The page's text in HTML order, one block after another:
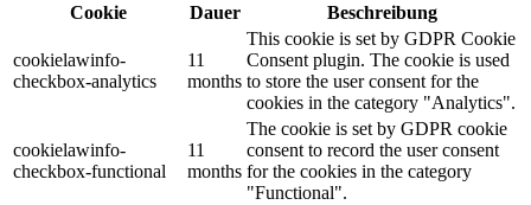
Cookie
Dauer Beschreibung
cookielawinfo-
checkbox-analytics
11
months
This cookie is set by GDPR Cookie
Consent plugin. The cookie is used
to store the user consent for the
cookies in the category "Analytics".
cookielawinfo-
checkbox-functional
11
months
The cookie is set by GDPR cookie
consent to record the user consent
for the cookies in the category
"Functional".